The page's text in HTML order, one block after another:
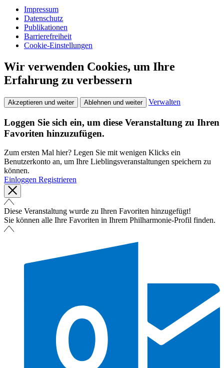
Impressum
Datenschutz
Publikationen
Barrierefreiheit
Cookie-Einstellungen
Wir verwenden Cookies, um Ihre
Erfahrung zu verbessern
Akzeptieren und weiter Ablehnen und weiter Verwalten
Loggen Sie sich ein, um diese Veranstaltung zu Ihren
Favoriten hinzuzufügen.
Zum ersten Mal hier? Legen Sie mit wenigen Klicks ein
Benutzerkonto an, um Ihre Lieblingsveranstaltungen speichern zu
können.
Einloggen Registrieren
Diese Veranstaltung wurde zu Ihren Favoriten hinzugefügt!
Sie können alle Ihre Favoriten in Ihrem Philharmonie-Profil finden.